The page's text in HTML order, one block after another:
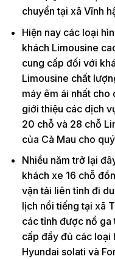
chuyển tại xã Vĩnh
Hiện nay các loại
khách Limousine
cung cấp đối với
Limousine chất
máy êm ái nhất cho
giới thiệu các dịch
20 chỗ và 28 chỗ
của Cà Mau cho
Nhiều năm trở lại
khách xe 16 chỗ
vận tải liên tỉnh đi
lịch nổi tiếng tại xã
các tỉnh được nổ ga
cấp đầy đủ các loại
Hyundai solati và